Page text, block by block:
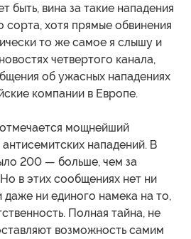
быть, вина за такие нападения
сорта, хотя прямые обвинения
то же самое я слышу и
четвертого канала,
об ужасных нападениях
компании в Европе.
мощнейший
нападений. В
200 — больше, чем за
в этих сообщениях нет ни
ни единого намека на то,
Полная тайна, не
возможность самим